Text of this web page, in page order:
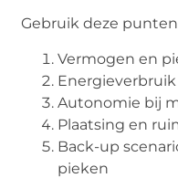
Gebruik deze
Vermogen en
Autonomie bij
Plaatsing en
Back-up
pieken